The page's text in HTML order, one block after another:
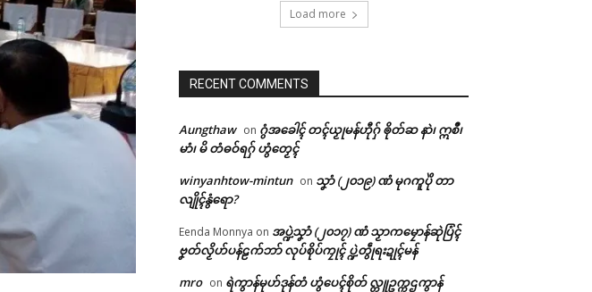
Load more
RECENT COMMENTS
Aungthaw on ဂွံအခေါၚ် တၚ်ယၟုမန်ဟီုဂှ် ၜိုတ်ဆ နာဲ၊ ဣစဳ၊
မာံ၊ မိ တံဓဝ်ရဂှ် ဟွံတၟေၚ်
winyanhtow-mintun on သၞာံ (၂၀၁၉) ဏံ မုဂကူပိုဲ တာ
လျိုၚ်နွံရော?
Eenda Monnya on အပ္ဍဲသၞာံ (၂၀၁၇) ဏံ သၟာကမၠောန်ဆုဲပြံၚ်
ဗၞတ်လၟိဟ်ပန်ဠက်ဘာ် လုပ်စိုပ်ကၠုၚ် ပ္ဍဲတွဵုရးဍုၚ်မန်
mro on ရဲကွာန်မုဟ်ဒုန်တံ ဟွံပေၚ်စိုတ် လ္တူဥက္ကဌကွာန်